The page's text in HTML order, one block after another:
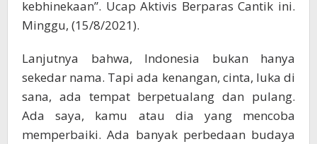
kebhinekaan”. Ucap Aktivis Berparas Cantik ini.
Minggu, (15/8/2021).
Lanjutnya bahwa, Indonesia bukan hanya
sekedar nama. Tapi ada kenangan, cinta, luka di
sana, ada tempat berpetualang dan pulang.
Ada saya, kamu atau dia yang mencoba
memperbaiki. Ada banyak perbedaan budaya